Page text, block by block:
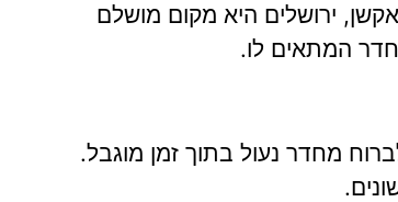
ירושלים היא מקום מושלם
המתאים לו.
מחדר נעול בתוך זמן מוגבל.